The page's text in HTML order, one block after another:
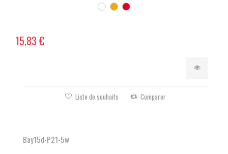
15,83 €
Liste de souhaits Comparer
Bay15d-P21-5w